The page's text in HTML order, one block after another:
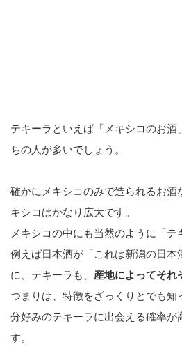
テキーラといえば「メキシコのお酒
ちの人が多いでしょう。
確かにメキシコのみで造られるお酒
キシコはかなり広大です。
メキシコの中にも当然のように「テ
例えば日本酒が「これは新潟の日本
に、テキーラも、 産地によってそれ
つまりは、特徴をざっくりとでも知
分好みのテキーラに出会える確率が
す。